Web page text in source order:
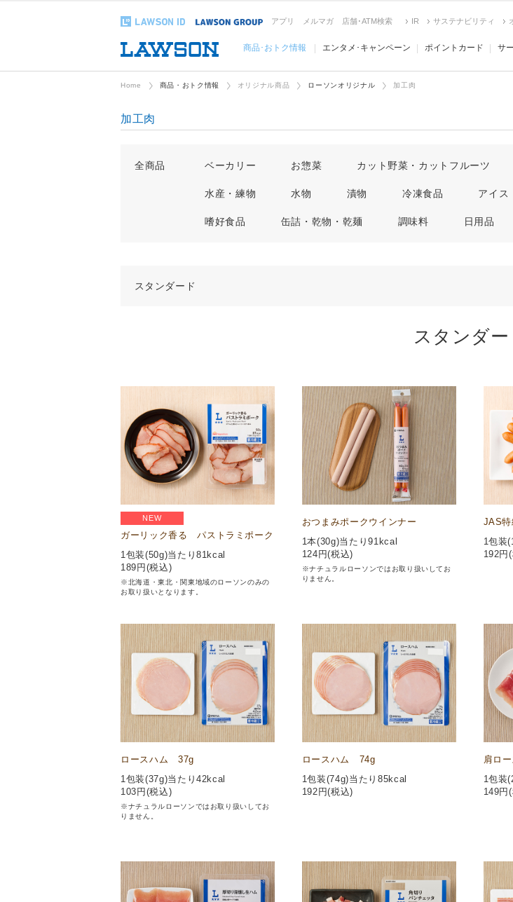
アプリ メルマガ 店舗･ATM検索 IR サステナビリティ
商品･おトク情報 エンタメ･キャンペーン ポイントカード サ
Home 商品・おトク情報 オリジナル商品 ローソンオリジナル 加工肉
加工肉
全商品 ベーカリー お惣菜 カット野菜・カットフルーツ
水産・練物 水物 漬物 冷凍食品 アイス
嗜好食品 缶詰・乾物・乾麺 調味料 日用品
スタンダード
スタンダー
NEW
ガーリック香る パストラミポーク
1包装(50g)当たり81kcal
189 円(税込)
※北海道・東北・関東地域のローソンのみの
お取り扱いとなります。
おつまみポークウインナー
1本(30g)当たり91kcal
124 円(税込)
※ナチュラルローソンではお取り扱いしてお
りません。
JAS特
1包装
192円
ロースハム 37g
1包装(37g)当たり42kcal
103 円(税込)
※ナチュラルローソンではお取り扱いしてお
りません。
ロースハム 74g
1包装(74g)当たり85kcal
192 円(税込)
肩ロ
1包装
149円